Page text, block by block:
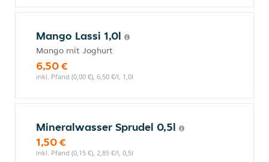
Mango Lassi 1,0l
Mango mit Joghurt
6,50 €
inkl. Pfand (0,00 €), 6,50 €/l, 1,0l
Mineralwasser Sprudel 0,5l
1,50 €
inkl. Pfand (0,15 €), 2,85 €/l, 0,5l